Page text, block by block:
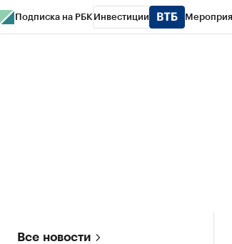
Подписка на РБК Инвестиции
Все новости